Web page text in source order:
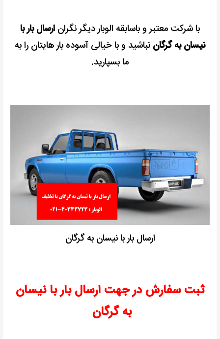
با شرکت معتبر و باسابقه الوبار دیگر نگران ارسال بار با
نیسان به گرگان نباشید و با خیالی آسوده بار هایتان را به
ما بسپارید.
ارسال بار با نیسان به گرگان
ثبت سفارش در جهت ارسال بار با نیسان
به گرگان